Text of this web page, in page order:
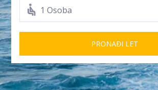
1 Osoba
PRONAĐI LET